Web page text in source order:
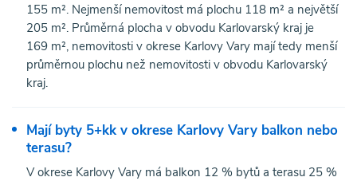
155 m². Nejmenší nemovitost má plochu 118 m² a největší
205 m². Průměrná plocha v obvodu Karlovarský kraj je
169 m², nemovitosti v okrese Karlovy Vary mají tedy menší
průměrnou plochu než nemovitosti v obvodu Karlovarský
kraj.
Mají byty 5+kk v okrese Karlovy Vary balkon nebo
terasu?
V okrese Karlovy Vary má balkon 12 % bytů a terasu 25 %